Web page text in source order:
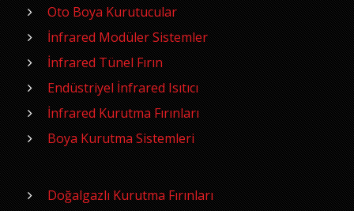
Oto Boya Kurutucular
İnfrared Modüler Sistemler
İnfrared Tünel Fırın
Endüstriyel İnfrared Isıtıcı
İnfrared Kurutma Fırınları
Boya Kurutma Sistemleri
Doğalgazlı Kurutma Fırınları